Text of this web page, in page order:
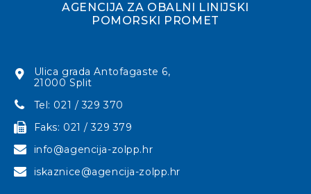
AGENCIJA ZA OBALNI LINIJSKI
POMORSKI PROMET
Ulica grada Antofagaste 6,
21000 Split
Tel: 021 / 329 370
Faks: 021 / 329 379
info@agencija-zolpp.hr
iskaznice@agencija-zolpp.hr